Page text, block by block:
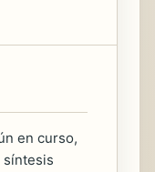
en curso,
síntesis